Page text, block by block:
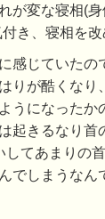
が変な寝相(
き、寝相を改
感じていたの
りが酷くなり
うになったか
起きるなり首
してあまりの
でしまうなん